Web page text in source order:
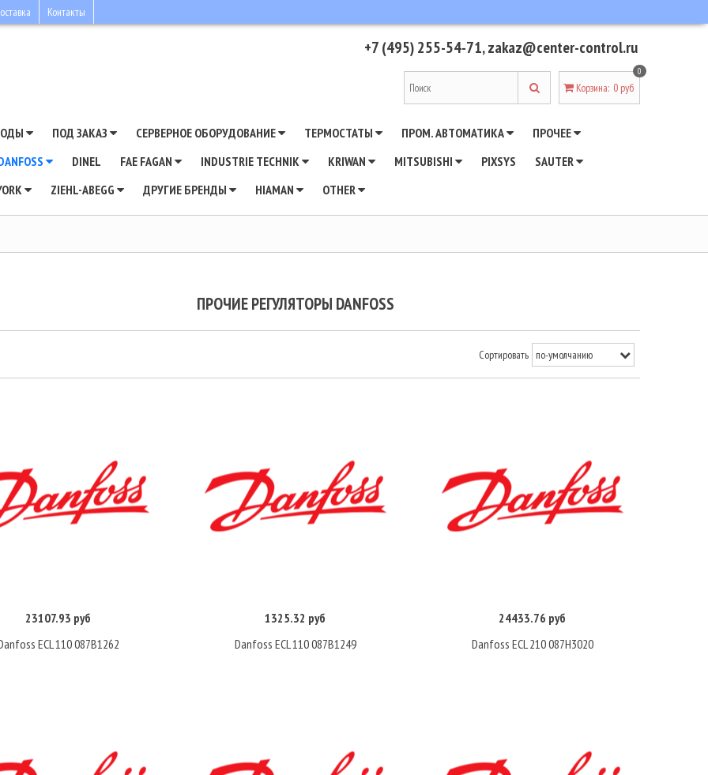
Контакты
+7 (495) 255-54-71,zakaz@center-control.ru
Корзина:
0
0 руб
ПОД ЗАКАЗ СЕРВЕРНОЕ ОБОРУДОВАНИЕ ТЕРМОСТАТЫ ПРОМ. АВТОМАТИКА
ПРОЧЕЕ
DINEL FAE FAGAN INDUSTRIE TECHNIK KRIWAN MITSUBISHI PIXSYS
SAUTER
ZIEHL-ABEGG ДРУГИЕ БРЕНДЫ HIAMAN OTHER
ПРОЧИЕ РЕГУЛЯТОРЫ DANFOSS
Сортировать
Купить
23107.93 руб
ECL 110 087B1262
Купить
1325.32 руб
Danfoss ECL 110 087B1249
Купить
24433.76 руб
Danfoss ECL 210 087H3020